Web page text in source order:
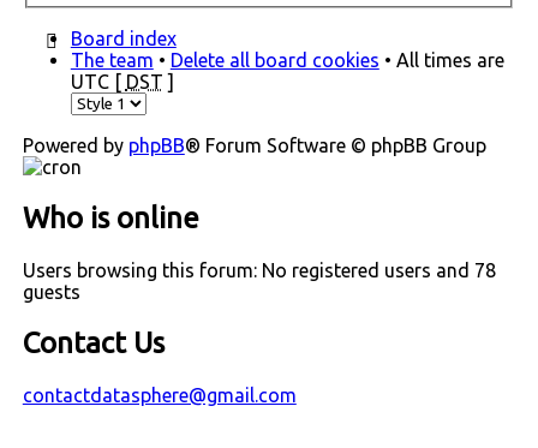
Board index
The team • Delete all board cookies • All times are
UTC [ DST ]
Powered by phpBB® Forum Software © phpBB Group
Who is online
Users browsing this forum: No registered users and 78
guests
Contact Us
contactdatasphere@gmail.com